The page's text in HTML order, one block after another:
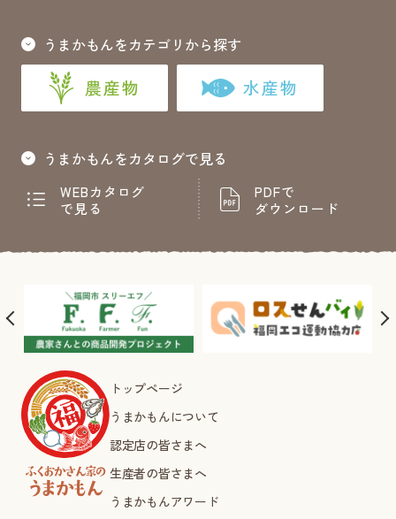
うまかもんをカテゴリから探す
農産物 水産物
うまかもんをカタログで見る
WEBカタログ
で見る
PDFで
ダウンロード
トップページ
うまかもんについて
認定店の皆さまへ
生産者の皆さまへ
うまかもんアワード